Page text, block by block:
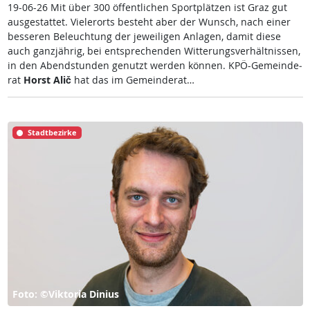
19-06-26 Mit über 300 öf­f­ent­li­chen Sport­plät­zen ist Graz gut
aus­ge­stat­tet. Vie­ler­orts be­steht aber der Wunsch, nach ei­ner
bes­se­ren Be­leuch­tung der je­wei­li­gen An­la­gen, da­mit die­se
auch ganz­jäh­rig, bei ent­sp­re­chen­den Wit­te­rungs­ver­hält­nis­sen,
in den Abend­stun­den ge­nutzt wer­den kön­nen. KPÖ-Ge­mein­de­
rat Horst Alič hat das im Ge­mein­de­rat…
Stadtbezirke
Foto: ©Viktoria Dinius